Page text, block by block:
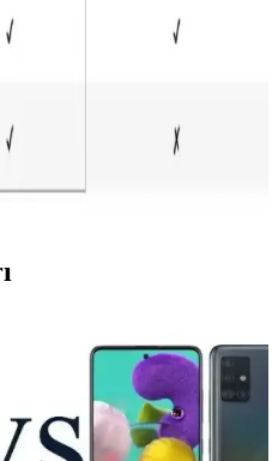
gürültü engelleme ve
uygun yüksek